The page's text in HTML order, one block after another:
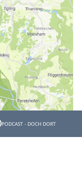
PODCAST - DOCH DORT